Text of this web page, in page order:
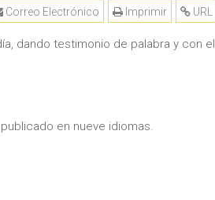
URL
Imprimir
Correo Electrónico
dando testimonio de palabra y con el
en nueve idiomas.